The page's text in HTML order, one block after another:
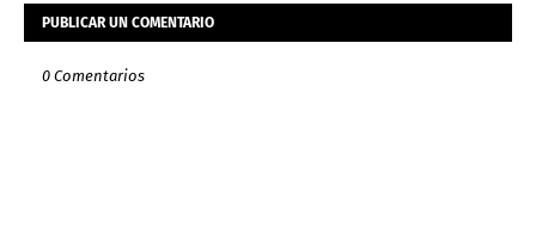
PUBLICAR UN COMENTARIO
0 Comentarios